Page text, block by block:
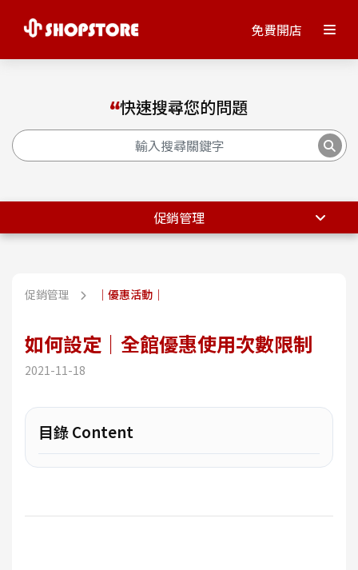
免費開店
快速搜尋您的問題
促銷管理
促銷管理 ｜優惠活動｜
如何設定｜全館優惠使用次數限制
2021-11-18
目錄 Content